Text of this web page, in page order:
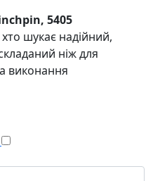
5405
шукає надійний,
ніж для
виконання